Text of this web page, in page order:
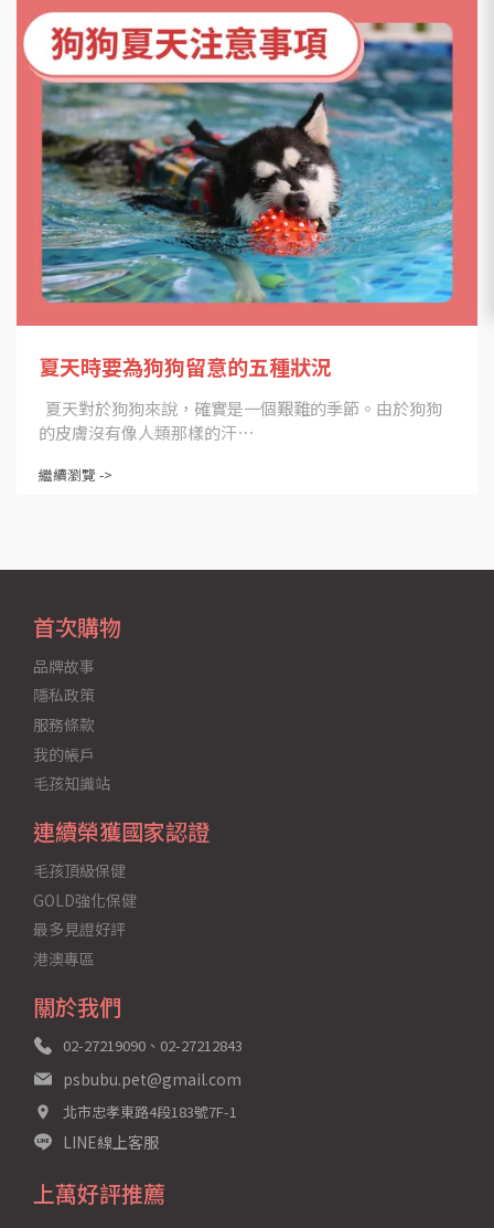
夏天時要為狗狗留意的五種狀況
夏天對於狗狗來說，確實是一個艱難的季節。由於狗狗
的皮膚沒有像人類那樣的汗⋯
繼續瀏覽 ->
關於我們
02-27219090、02-27212843
psbubu.pet@gmail.com
北市忠孝東路4段183號7F-1
LINE線上客服
首次購物
品牌故事
隱私政策
服務條款
我的帳戶
毛孩知識站
連續榮獲國家認證
毛孩頂級保健
GOLD強化保健
最多見證好評
港澳專區
上萬好評推薦